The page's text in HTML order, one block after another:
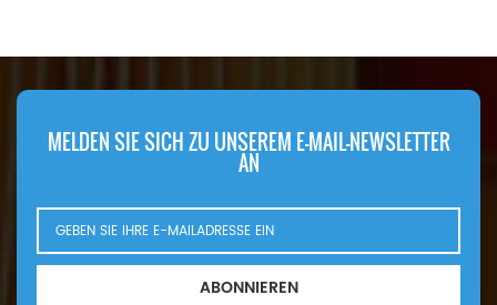
MELDEN SIE SICH ZU UNSEREM E-MAIL-NEWSLETTER
AN
ABONNIEREN